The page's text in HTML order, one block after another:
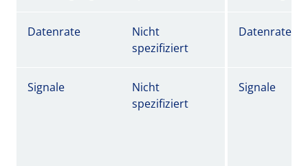
Datenrate
Nicht
spezifiziert
Datenrate
Signale
Nicht
spezifiziert
Signale